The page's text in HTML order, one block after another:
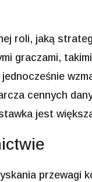
roli, jaką
graczami,
cennych
jest
przewagi